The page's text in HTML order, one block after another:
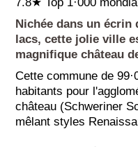
Nichée dans un écrin
lacs, cette jolie ville
magnifique château
Cette commune de
habitants pour
château (Schweriner
mêlant styles